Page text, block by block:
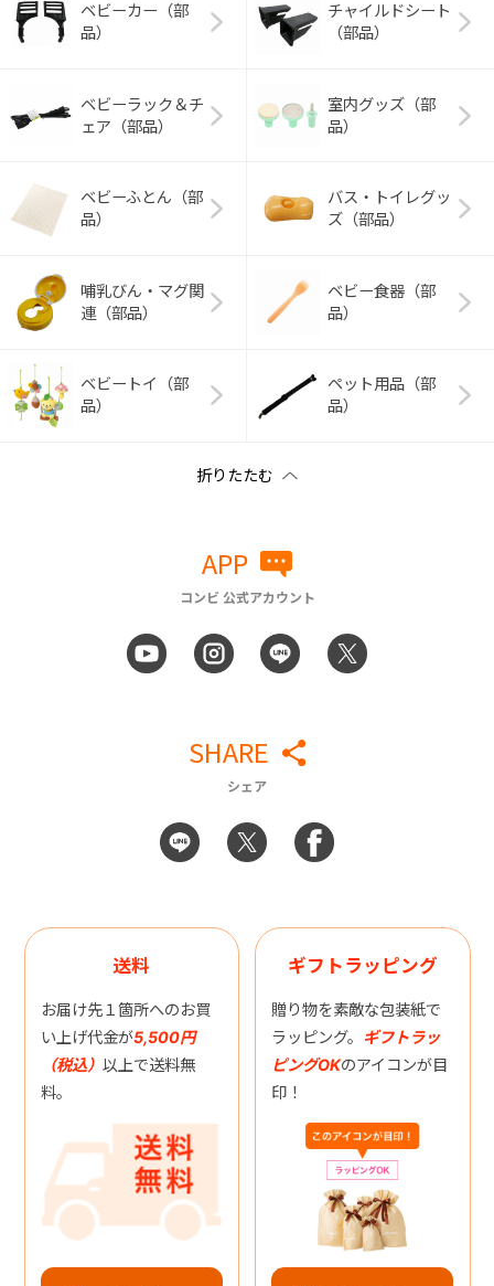
ベビーカー（部
品）
チャイルドシート
（部品）
ベビーラック＆チ
ェア（部品）
室内グッズ（部
品）
ベビーふとん（部
品）
バス・トイレグッ
ズ（部品）
哺乳びん・マグ関
連（部品）
ベビー食器（部
品）
ベビートイ（部
品）
ペット用品（部
品）
APP
コンビ 公式アカウント
SHARE
シェア
送料
お届け先１箇所へのお買
い上げ代金が5,500円
（税込） 以上で送料無
料。
ギフトラッピング
贈り物を素敵な包装紙で
ラッピング。 ギフトラッ
ピングOKのアイコンが目
印！